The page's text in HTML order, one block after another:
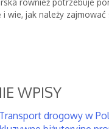
również potrzebuje
wie, jak należy zajmować
WPISY
Transport drogowy w